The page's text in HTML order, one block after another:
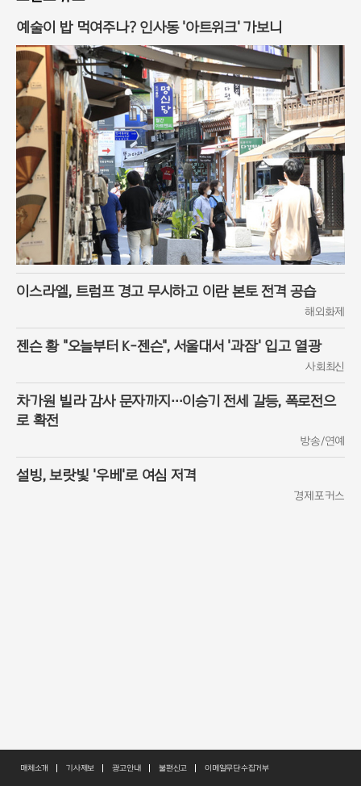
예술이 밥 먹여주나? 인사동 '아트위크' 가보니
이스라엘, 트럼프 경고 무시하고 이란 본토 전격 공습
해외화제
젠슨 황 "오늘부터 K-젠슨", 서울대서 '과잠' 입고 열광
사회최신
차가원 빌라 감사 문자까지…이승기 전세 갈등, 폭로전으
로 확전
방송/연예
설빙, 보랏빛 '우베'로 여심 저격
경제포커스
매체소개 기사제보 광고안내 불편신고 이메일무단수집거부